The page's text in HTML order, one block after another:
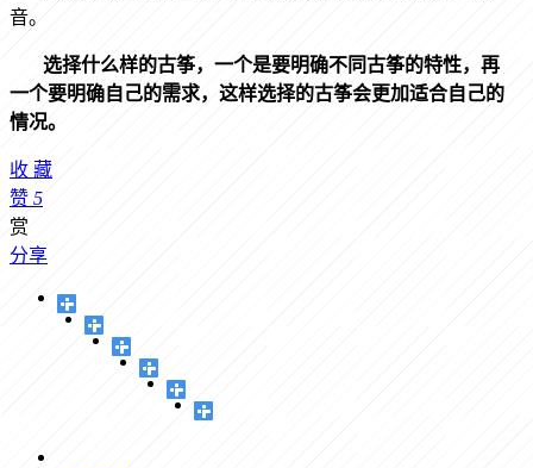
音。
选择什么样的古筝，一个是要明确不同古筝的特性，再
一个要明确自己的需求，这样选择的古筝会更加适合自己的
情况。
收 藏
赞 5
赏
分享